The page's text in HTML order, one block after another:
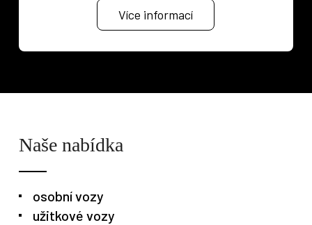
Více informací
Naše nabídka
osobní vozy
užitkové vozy